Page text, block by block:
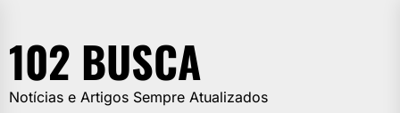
the
content
102 BUSCA
Notícias e Artigos Sempre Atualizados